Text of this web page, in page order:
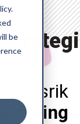
be